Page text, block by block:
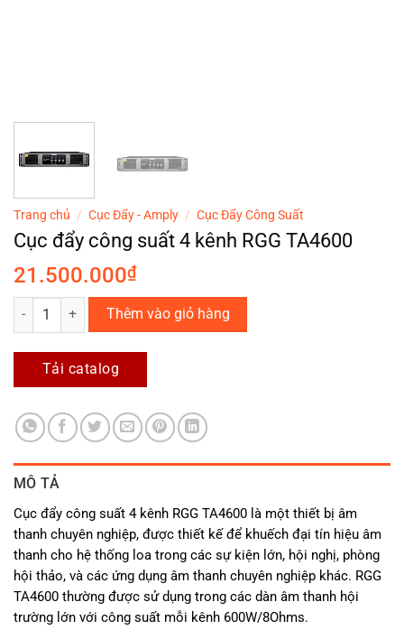
Trang chủ / Cục Đẩy - Amply / Cục Đẩy Công Suất
Cục đẩy công suất 4 kênh RGG TA4600
21.500.000₫
Cục đẩy công suất 4 kênh RGG TA4600 số lượng
Thêm vào giỏ hàng
Tải catalog
MÔ TẢ
Cục đẩy công suất 4 kênh RGG TA4600 là một thiết bị âm
thanh chuyên nghiệp, được thiết kế để khuếch đại tín hiệu âm
thanh cho hệ thống loa trong các sự kiện lớn, hội nghị, phòng
hội thảo, và các ứng dụng âm thanh chuyên nghiệp khác. RGG
TA4600 thường được sử dụng trong các dàn âm thanh hội
trường lớn với công suất mỗi kênh 600W/8Ohms.